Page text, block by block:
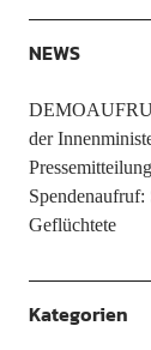
NEWS
der
Pressemitteilung
Geflüchtete
Kategorien